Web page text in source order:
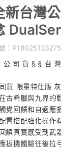
新台灣
：
公 司 貨 § § 台
貨 限量特仕版
古希臘與九界的
覺回饋和自適應
置搭配強化操作
饋真實感受到武
扳機體驗往後拉